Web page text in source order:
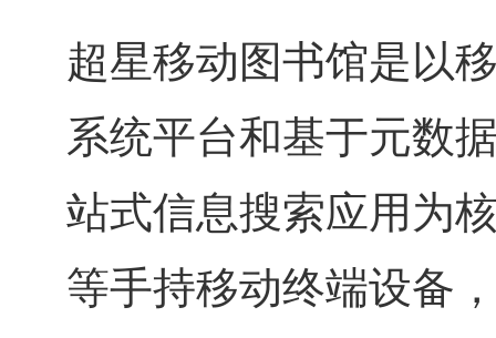
超星移动图书馆是以
系统平台和基于元数
站式信息搜索应用为
等手持移动终端设备